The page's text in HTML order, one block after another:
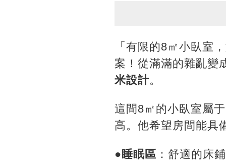
「有限的8㎡小臥室
案！從滿滿的雜亂
米設計。
這間8㎡的小臥室屬
高。他希望房間能具
●睡眠區 ：舒適的床